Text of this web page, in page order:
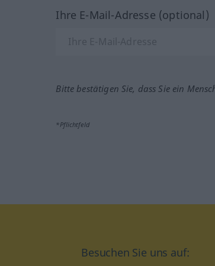
Ihre E-Mail-Adresse (optional)
Bitte bestätigen Sie, dass Sie ein
*Pflichtfeld
Besuchen Sie uns auf: